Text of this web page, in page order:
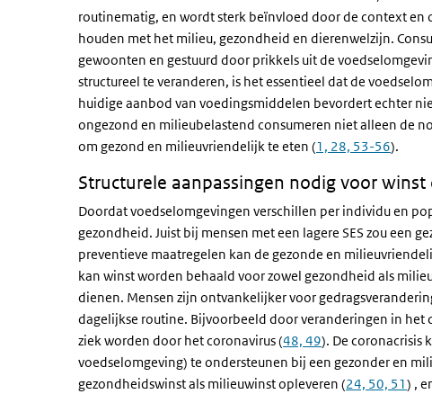
routinematig, en wordt sterk beïnvloed door de context en
houden met het milieu, gezondheid en dierenwelzijn.
gewoonten en gestuurd door prikkels uit de
structureel te veranderen, is het essentieel dat de
huidige aanbod van voedingsmiddelen bevordert echter
ongezond en milieubelastend consumeren niet alleen de
om gezond en milieuvriendelijk te eten (1, 28, 53-56).
Structurele aanpassingen nodig voor
Doordat voedselomgevingen verschillen per individu en
gezondheid. Juist bij mensen met een lagere SES zou een
preventieve maatregelen kan de gezonde en
kan winst worden behaald voor zowel gezondheid als
dienen. Mensen zijn ontvankelijker voor
dagelijkse routine. Bijvoorbeeld door veranderingen in
ziek worden door het coronavirus (48, 49). De coronacrisis
voedselomgeving) te ondersteunen bij een gezonder en
gezondheidswinst als milieuwinst opleveren (24, 50, 51) ,